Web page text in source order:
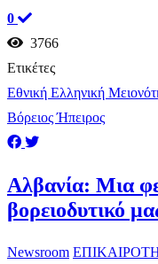
0
3766
Ετικέτες
Εθνική Ελληνική
Βόρειος Ήπειρος
Αλβανία: Μια
βορειοδυτικό
Newsroom